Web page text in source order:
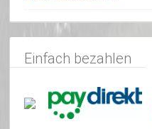
Einfach bezahlen